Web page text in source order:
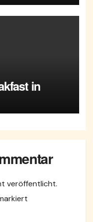
in
veröffentlicht.